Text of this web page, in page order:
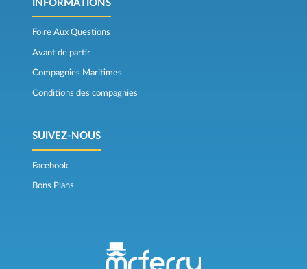
INFORMATIONS
Foire Aux Questions
Avant de partir
Compagnies Maritimes
Conditions des compagnies
SUIVEZ-NOUS
Facebook
Bons Plans